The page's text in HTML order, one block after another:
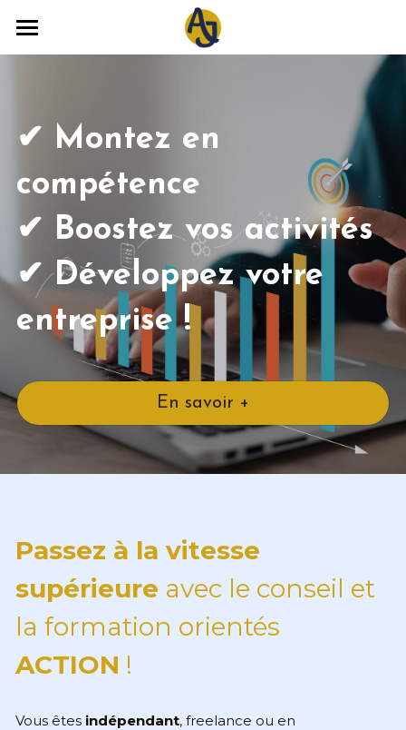
Conseil
À propos
Contact
✔ Montez en
compétence
✔ Boostez vos activités
✔ Développez votre
entreprise !
En savoir +
Passez à la vitesse
supérieure avec le conseil et
ACTION !
Vous êtes indépendant, freelance ou en